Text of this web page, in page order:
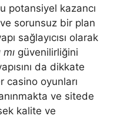
potansiyel kazancı
sorunsuz bir plan
sağlayıcısı olarak
güvenilirliğini
da dikkate
casino oyunları
ve sitede
kalite ve